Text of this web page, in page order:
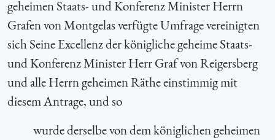
geheimen Staats- und Konferenz Minister Herrn
Grafen von Montgelas verfügte Umfrage vereinigten
sich Seine Excellenz der königliche geheime Staats-
und Konferenz Minister Herr Graf von Reigersberg
und alle Herrn geheimen Räthe einstimmig mit
diesem Antrage, und so
wurde derselbe von dem königlichen geheimen